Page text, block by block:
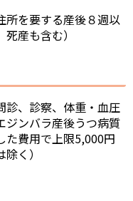
所を要する産後８週以
産も含む）
診、診察、体重・血圧
ジンバラ産後うつ病質
た費用で上限5,000円
く）